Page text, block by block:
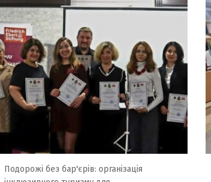
Подорожі без бар'єрів: організація